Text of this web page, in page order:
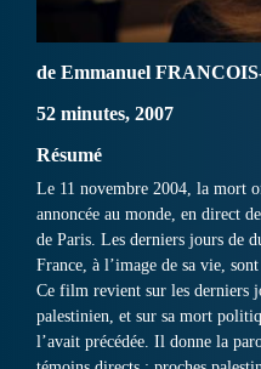
de Emmanuel
52 minutes, 2007
Résumé
Le 11 novembre 2004, la mort
annoncée au monde, en direct
de Paris. Les derniers jours de
France, à l’image de sa vie,
Ce film revient sur les derniers
palestinien, et sur sa mort
l’avait précédée. Il donne la